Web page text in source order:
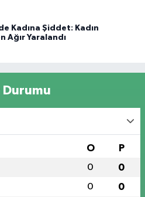
Kadına Şiddet: Kadın
Ağır Yaralandı
Durumu
O P
0 0
0 0